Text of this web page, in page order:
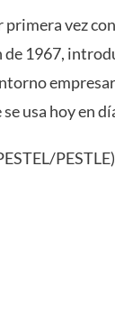
vez
1967,
usa hoy en